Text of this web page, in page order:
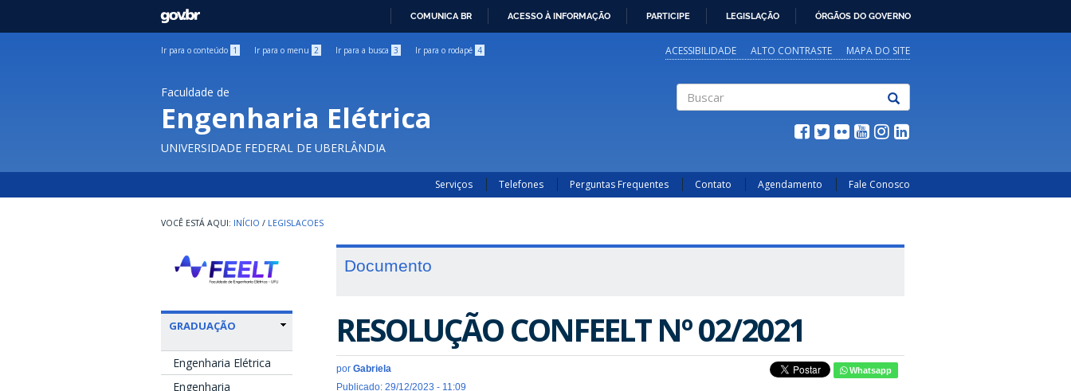
GOVBR
COMUNICA BR ACESSO À INFORMAÇÃO PARTICIPE LEGISLAÇÃO ÓRGÃOS DO GOVERNO
Ir para o conteúdo 1 Ir para o menu 2 Ir para a busca 3 Ir para o rodapé 4 ACESSIBILIDADE ALTO CONTRASTE MAPA DO SITE
Faculdade de
Engenharia Elétrica
UNIVERSIDADE FEDERAL DE UBERLÂNDIA
Serviços Telefones Perguntas Frequentes Contato Agendamento Fale Conosco
INÍCIO / LEGISLACOES
GRADUAÇÃO
Engenharia Elétrica
Engenharia
Documento
RESOLUÇÃO CONFEELT Nº 02/2021
por Gabriela
Publicado: 29/12/2023 - 11:09
Whatsapp